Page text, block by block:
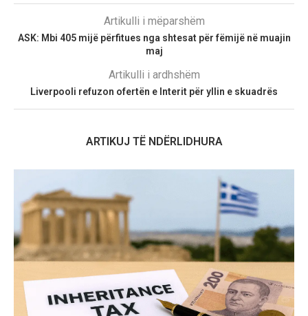
Artikulli i mëparshëm
ASK: Mbi 405 mijë përfitues nga shtesat për fëmijë në muajin
maj
Artikulli i ardhshëm
Liverpooli refuzon ofertën e Interit për yllin e skuadrës
ARTIKUJ TË NDËRLIDHURA